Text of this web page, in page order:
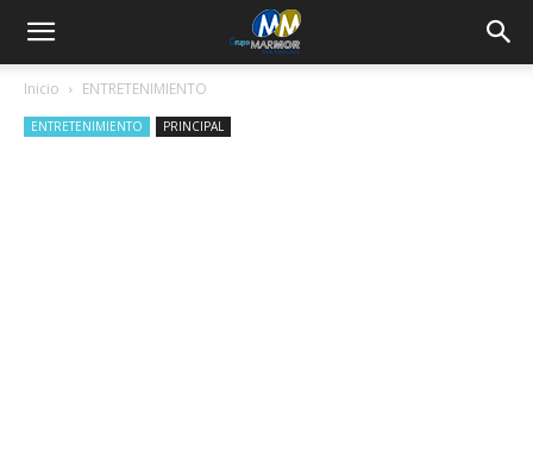
Inicio ENTRETENIMIENTO
ENTRETENIMIENTO PRINCIPAL